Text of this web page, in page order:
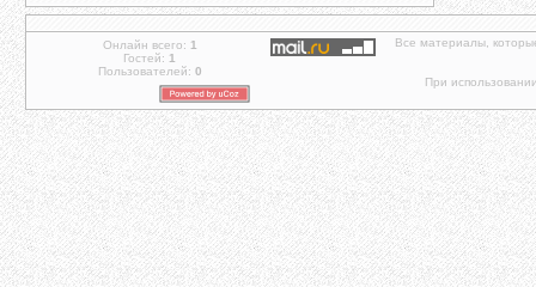
Онлайн всего: 1
Гостей: 1
Пользователей: 0
Все материалы,
При